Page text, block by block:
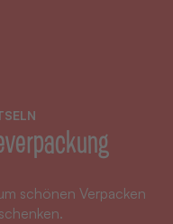
schönen Verpacken